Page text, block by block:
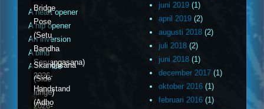
A heart opener
A hip opener
An inversion
A bind
A balance
Bridge
Pose
(Setu
Bandha
Sarvangasana)
2026-
02-
02
Skandasana
(Side
lunge)
2026-
Handstand
(Adho
juni 2019 (1)
april 2019 (2)
augusti 2018 (2)
juli 2018 (2)
juni 2018 (1)
december 2017 (1)
oktober 2016 (1)
februari 2016 (1)